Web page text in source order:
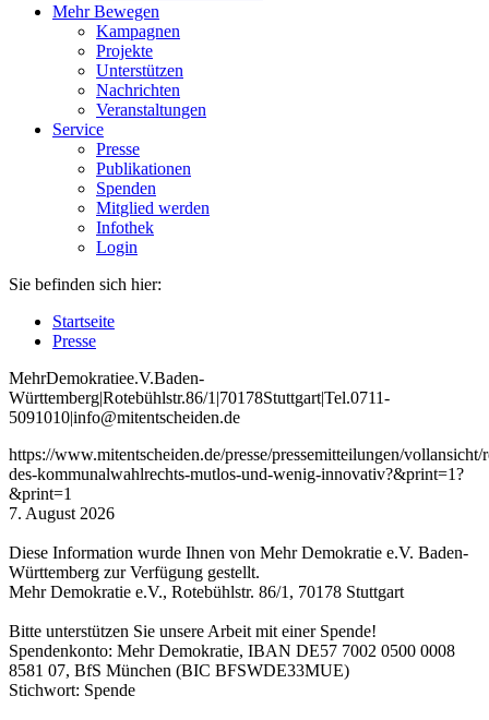
Mehr Bewegen
Kampagnen
Projekte
Unterstützen
Nachrichten
Veranstaltungen
Service
Presse
Publikationen
Spenden
Mitglied werden
Infothek
Login
Sie befinden sich hier:
Startseite
Presse
MehrDemokratiee.V.Baden-
Württemberg|Rotebühlstr.86/1 |70178Stuttgart|Tel.0711-
5091010|info@mitentscheiden.de
https://www.mitentscheiden.de/presse/pressemitteilungen/vollansicht/
des-kommunalwahlrechts-mutlos-und-wenig-innovativ?&print=1?
&print=1
7. August 2026
Diese Information wurde Ihnen von Mehr Demokratie e.V. Baden-
Württemberg zur Verfügung gestellt.
Mehr Demokratie e.V., Rotebühlstr. 86/1, 70178 Stuttgart
Bitte unterstützen Sie unsere Arbeit mit einer Spende!
Spendenkonto: Mehr Demokratie, IBAN DE57 7002 0500 0008
8581 07, BfS München (BIC BFSWDE33MUE)
Stichwort: Spende